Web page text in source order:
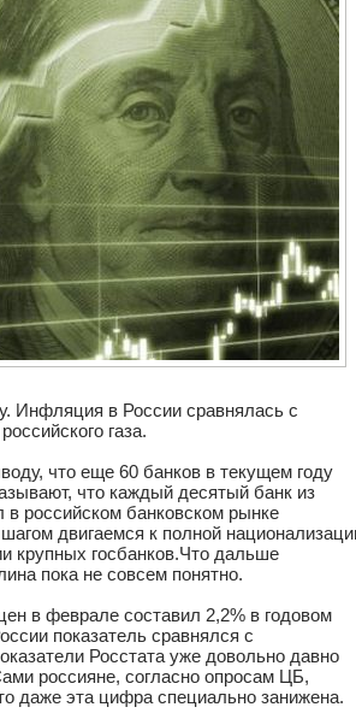
Инфляция в России сравнялась с
газа.
что еще 60 банков в текущем году
что каждый десятый банк из
российском банковском рынке
двигаемся к полной
крупных госбанков.Что дальше
пока не совсем понятно.
в феврале составил 2,2% в годовом
показатель сравнялся с
Росстата уже довольно давно
россияне, согласно опросам ЦБ,
даже эта цифра специально занижена.